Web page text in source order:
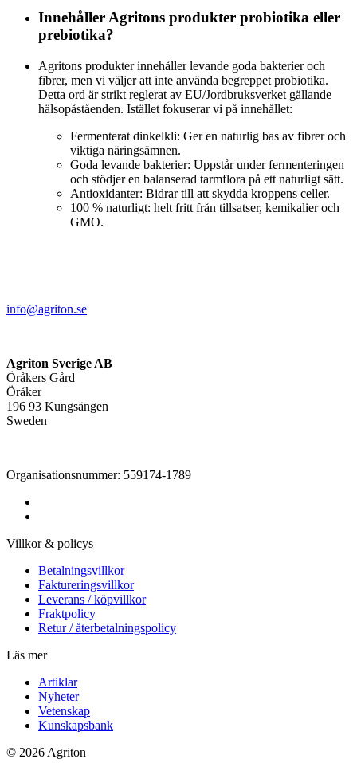
Innehåller Agritons produkter probiotika eller
prebiotika?
Agritons produkter innehåller levande goda bakterier och
fibrer, men vi väljer att inte använda begreppet probiotika.
Detta ord är strikt reglerat av EU/Jordbruksverket gällande
hälsopåståenden. Istället fokuserar vi på innehållet:
Fermenterat dinkelkli: Ger en naturlig bas av fibrer och
viktiga näringsämnen.
Goda levande bakterier: Uppstår under fermenteringen
och stödjer en balanserad tarmflora på ett naturligt sätt.
Antioxidanter: Bidrar till att skydda kroppens celler.
100 % naturligt: helt fritt från tillsatser, kemikalier och
GMO.
info@agriton.se
Agriton Sverige AB
Öråkers Gård
Öråker
196 93 Kungsängen
Sweden
Organisationsnummer: 559174-1789
Villkor & policys
Betalningsvillkor
Faktureringsvillkor
Leverans / köpvillkor
Fraktpolicy
Retur / återbetalningspolicy
Läs mer
Artiklar
Nyheter
Vetenskap
Kunskapsbank
© 2026 Agriton